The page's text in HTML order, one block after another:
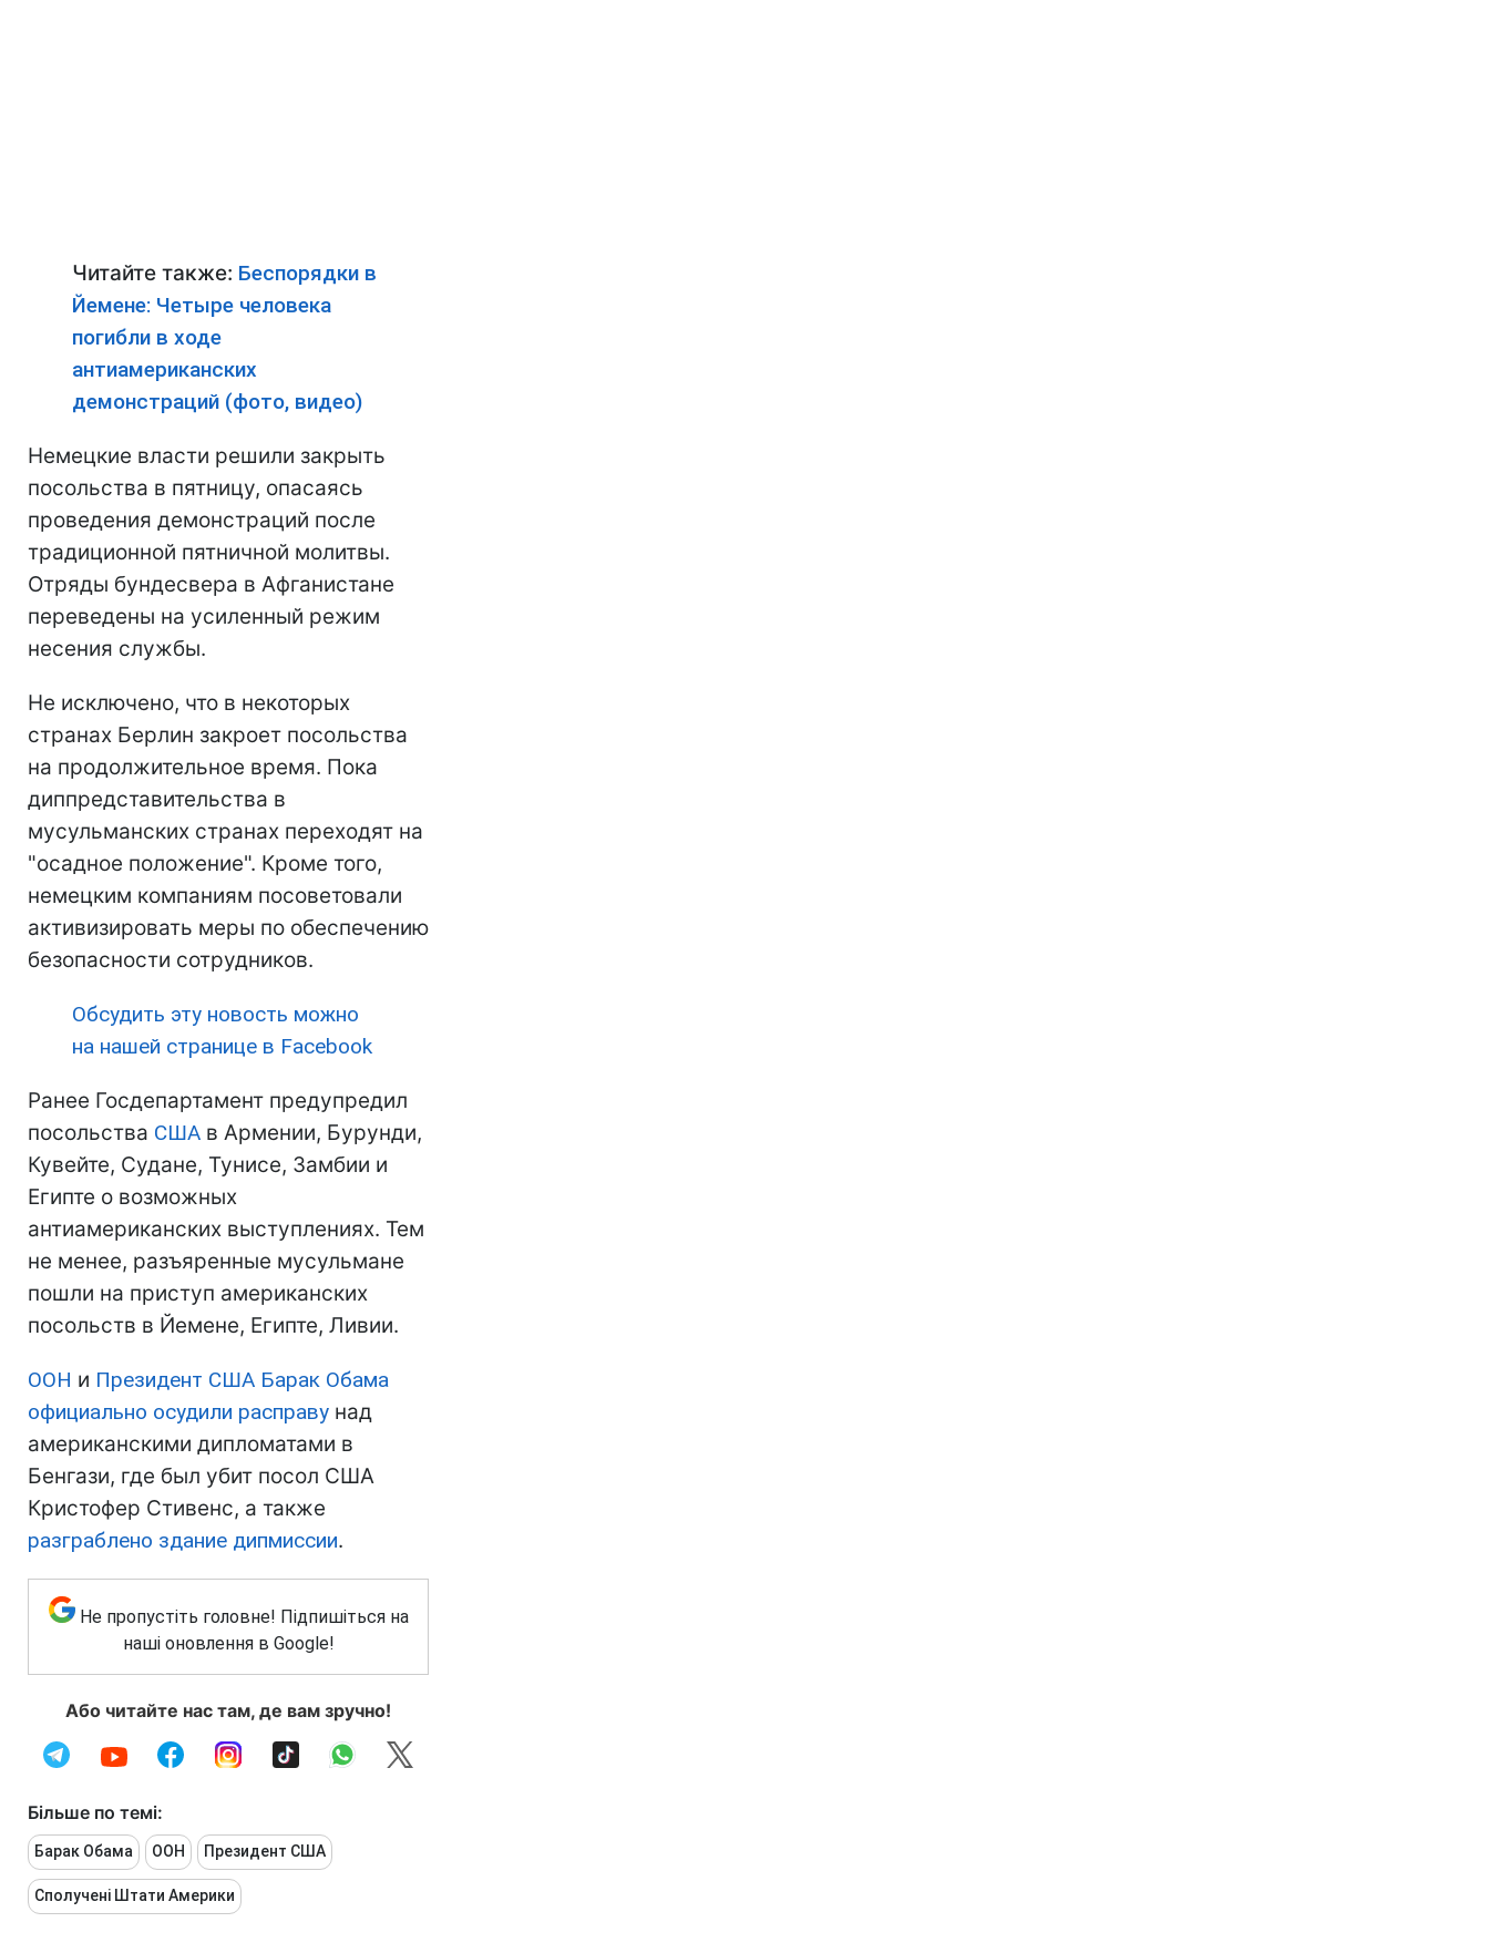
Читайте также: Беспорядки в
Йемене: Четыре человека
погибли в ходе
антиамериканских
демонстраций (фото, видео)
Немецкие власти решили закрыть
посольства в пятницу, опасаясь
проведения демонстраций после
традиционной пятничной молитвы.
Отряды бундесвера в Афганистане
переведены на усиленный режим
несения службы.
Не исключено, что в некоторых
странах Берлин закроет посольства
на продолжительное время. Пока
диппредставительства в
мусульманских странах переходят на
"осадное положение". Кроме того,
немецким компаниям посоветовали
активизировать меры по обеспечению
безопасности сотрудников.
Обсудить эту новость можно
на нашей странице в Facebook
Ранее Госдепартамент предупредил
посольства США в Армении, Бурунди,
Кувейте, Судане, Тунисе, Замбии и
Египте о возможных
антиамериканских выступлениях. Тем
не менее, разъяренные мусульмане
пошли на приступ американских
посольств в Йемене, Египте, Ливии.
ООН и Президент США Барак Обама
официально осудили расправу над
американскими дипломатами в
Бенгази, где был убит посол США
Кристофер Стивенс, а также
разграблено здание дипмиссии.
Не пропустіть головне! Підпишіться на
наші оновлення в Google!
Або читайте нас там, де вам зручно!
Більше по темі:
Барак Обама ООН Президент США
Сполучені Штати Америки